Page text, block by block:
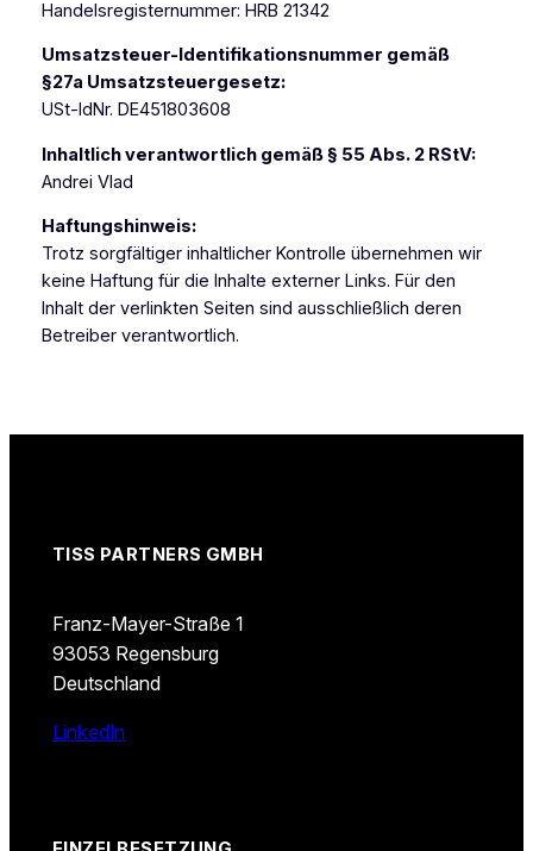
Handelsregisternummer: HRB 21342
Umsatzsteuer-Identifikationsnummer gemäß
§27a Umsatzsteuergesetz:
USt-IdNr. DE451803608
Inhaltlich verantwortlich gemäß § 55 Abs. 2 RStV:
Andrei Vlad
Haftungshinweis:
Trotz sorgfältiger inhaltlicher Kontrolle übernehmen wir
keine Haftung für die Inhalte externer Links. Für den
Inhalt der verlinkten Seiten sind ausschließlich deren
Betreiber verantwortlich.
TISS PARTNERS GMBH
Franz-Mayer-Straße 1
93053 Regensburg
Deutschland
LinkedIn